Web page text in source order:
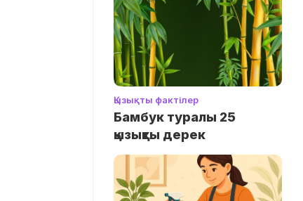
Қызықты фактілер
Бамбук туралы 25
қызықты дерек